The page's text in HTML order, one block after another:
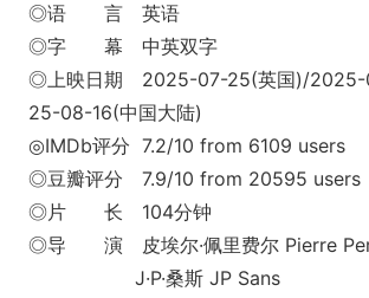
◎语 言 英语
◎字 幕 中英双字
◎上映日期 2025-07-25(英国)/2025-
25-08-16(中国大陆)
◎IMDb评分 7.2/10 from 6109 users
◎豆瓣评分 7.9/10 from 20595 users
◎片 长 104分钟
◎导 演 皮埃尔·佩里费尔 Pierre
J·P·桑斯 JP Sans